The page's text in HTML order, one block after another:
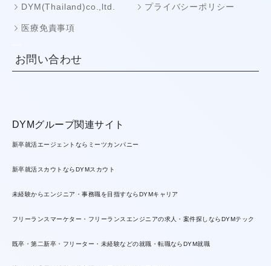
DYM(Thailand)co.,ltd. プライバシーポリシー
医療免責事項
お問い合わせ
DYMグループ関連サイト
新卒就活エージェントならミーツカンパニー
新卒就活スカウトならDYMスカウト
未経験からエンジニア・事務職を目指すならDYMキャリア
フリーランスマーケター・フリーランスエンジニアの求人・案件探しならDYMテック
既卒・第二新卒・フリーター・未経験などの就職・転職ならDYM就職